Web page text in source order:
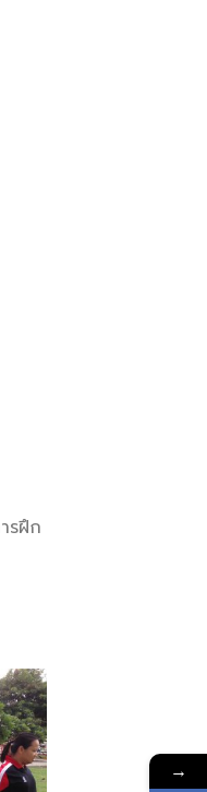
รฝึก
→